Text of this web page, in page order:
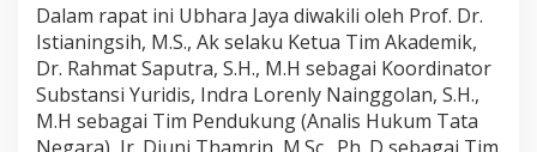
Dalam rapat ini Ubhara Jaya diwakili oleh Prof. Dr.
Istianingsih, M.S., Ak selaku Ketua Tim Akademik,
Dr. Rahmat Saputra, S.H., M.H sebagai Koordinator
Substansi Yuridis, Indra Lorenly Nainggolan, S.H.,
M.H sebagai Tim Pendukung (Analis Hukum Tata